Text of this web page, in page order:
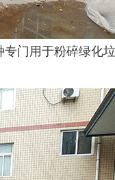
门用于粉碎绿化